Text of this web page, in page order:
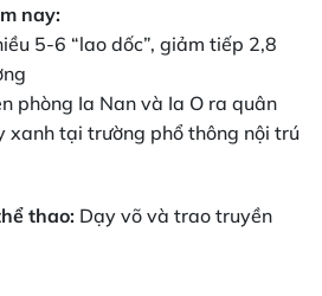
nay:
5-6 “lao dốc”, giảm tiếp 2,8
phòng Ia Nan và Ia O ra quân
xanh tại trường phổ thông nội trú
thao: Dạy võ và trao truyền